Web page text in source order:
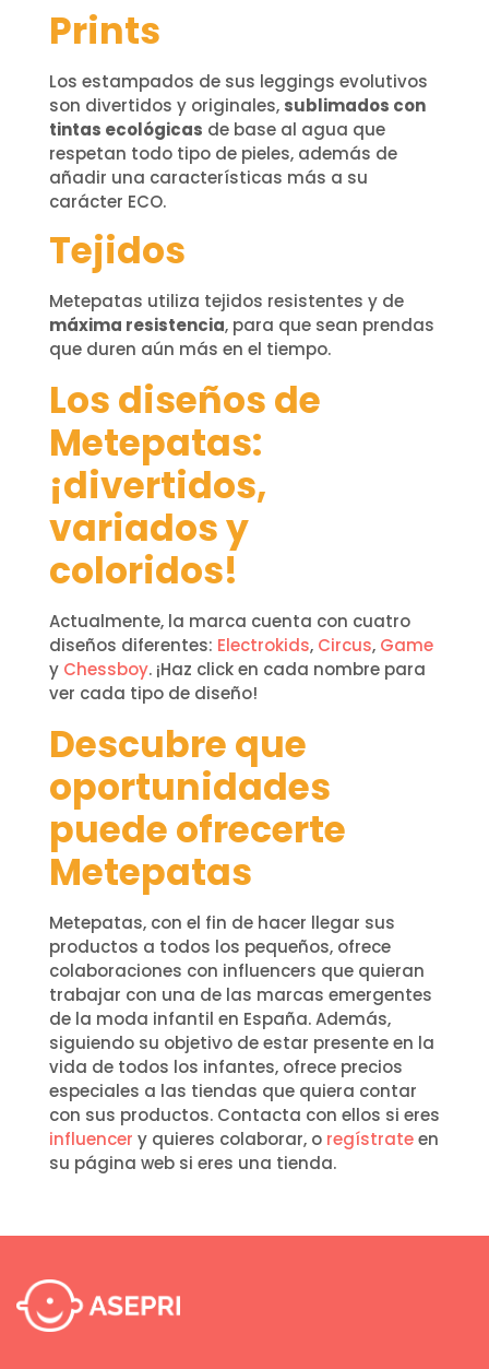
Prints
Los estampados de sus leggings evolutivos
son divertidos y originales, sublimados con
tintas ecológicas de base al agua que
respetan todo tipo de pieles, además de
añadir una características más a su
carácter ECO.
Tejidos
Metepatas utiliza tejidos resistentes y de
máxima resistencia, para que sean prendas
que duren aún más en el tiempo.
Los diseños de
Metepatas:
¡divertidos,
variados y
coloridos!
Actualmente, la marca cuenta con cuatro
diseños diferentes: Electrokids, Circus, Game
y Chessboy. ¡Haz click en cada nombre para
ver cada tipo de diseño!
Descubre que
oportunidades
puede ofrecerte
Metepatas
Metepatas, con el fin de hacer llegar sus
productos a todos los pequeños, ofrece
colaboraciones con influencers que quieran
trabajar con una de las marcas emergentes
de la moda infantil en España. Además,
siguiendo su objetivo de estar presente en la
vida de todos los infantes, ofrece precios
especiales a las tiendas que quiera contar
con sus productos. Contacta con ellos si eres
influencer y quieres colaborar, o regístrateen
su página web si eres una tienda.